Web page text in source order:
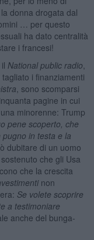
donna drogata dal
… per questo
ha dato centralità
i francesi!
National public radio
i finanziamenti
, sono scomparsi
pagine in cui
minorenne: Trump
pene scoperto, che
in testa e la
dubitare di un uomo
che gli Usa
che la crescita
non
Se volete scoprire
a testimoniare
anche del bunga-